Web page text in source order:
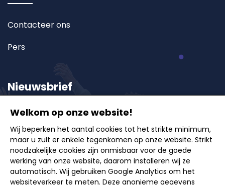
Contacteer ons
Pers
Nieuwsbrief
Schrijf u in op onze nieuwsbrief en ontvang als eerste
onze exclusieve aanbiedingen, reisideeën en tips
voor onvergetelijke uitstappen.
Welkom op onze website!
Wij beperken het aantal cookies tot het strikte minimum,
maar u zult er enkele tegenkomen op onze website. Strikt
noodzakelijke cookies zijn onmisbaar voor de goede
werking van onze website, daarom installeren wij ze
automatisch. Wij gebruiken Google Analytics om het
websiteverkeer te meten. Deze anonieme gegevens